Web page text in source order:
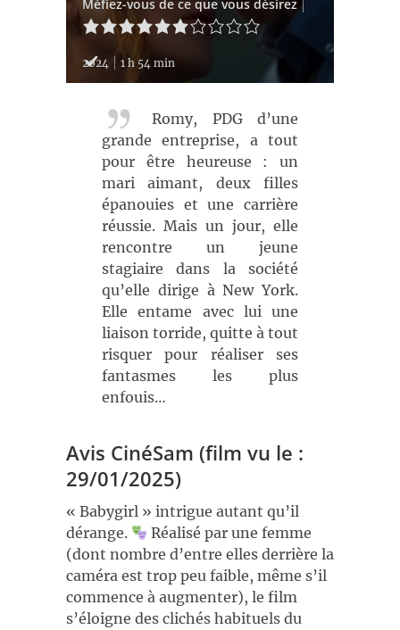
Méfiez-vous de ce que vous désirez
2024 1 h 54 min
Romy, PDG d’une
grande entreprise, a tout
pour être heureuse : un
mari aimant, deux filles
épanouies et une carrière
réussie. Mais un jour, elle
rencontre un jeune
stagiaire dans la société
qu’elle dirige à New York.
Elle entame avec lui une
liaison torride, quitte à tout
risquer pour réaliser ses
fantasmes les plus
enfouis…
Avis CinéSam (film vu le :
29/01/2025)
« Babygirl » intrigue autant qu’il
dérange.
Réalisé par une femme
(dont nombre d’entre elles derrière la
caméra est trop peu faible, même s’il
commence à augmenter), le film
s’éloigne des clichés habituels du